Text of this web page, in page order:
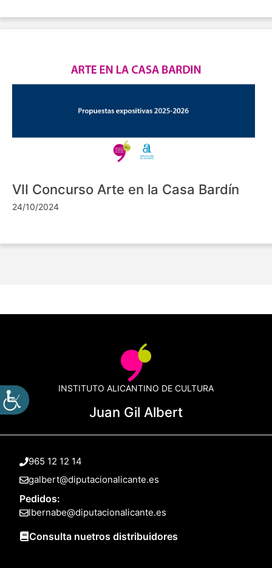
VII Concurso Arte en la Casa Bardín
24/10/2024
INSTITUTO ALICANTINO DE CULTURA
Juan Gil Albert
965 12 12 14
galbert@diputacionalicante.es
Pedidos:
lbernabe@diputacionalicante.es
Consulta nuetros distribuidores